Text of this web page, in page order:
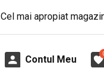
Cel mai apropiat
Contul Meu